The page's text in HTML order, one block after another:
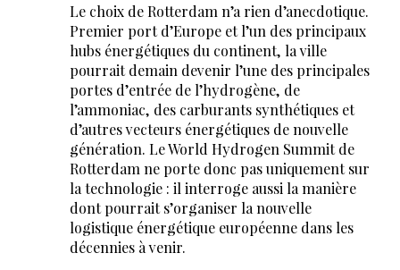
Le choix de Rotterdam n’a rien d’anecdotique.
Premier port d’Europe et l’un des principaux
hubs énergétiques du continent, la ville
pourrait demain devenir l’une des principales
portes d’entrée de l’hydrogène, de
l’ammoniac, des carburants synthétiques et
d’autres vecteurs énergétiques de nouvelle
génération. Le World Hydrogen Summit de
Rotterdam ne porte donc pas uniquement sur
la technologie : il interroge aussi la manière
dont pourrait s’organiser la nouvelle
logistique énergétique européenne dans les
décennies à venir.